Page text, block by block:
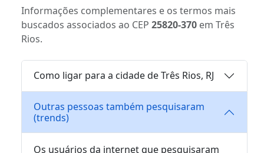
Informações complementares e os termos mais
buscados associados ao CEP 25820-370 em Três
Rios.
Como ligar para a cidade de Três Rios, RJ
Outras pessoas também pesquisaram
(trends)
Os usuários da internet que pesquisaram